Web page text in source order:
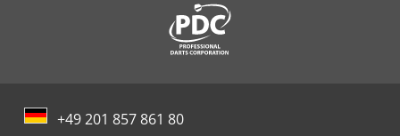
+49 201 857 861 80